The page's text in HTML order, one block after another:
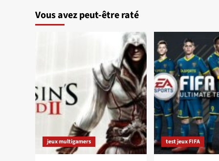
Vous avez peut-être raté
jeux multigamers test jeux FIFA